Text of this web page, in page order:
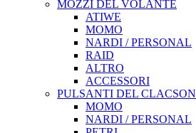
MOZZI DEL VOLANTE
ATIWE
MOMO
NARDI / PERSONAL
RAID
ALTRO
ACCESSORI
PULSANTI DEL CLACSON
MOMO
NARDI / PERSONAL